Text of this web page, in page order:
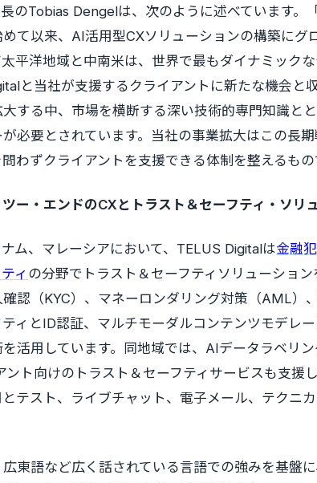
のTobias Dengelは、次のように述べています。
て以来、AI活用型CXソリューションの構築にグ
平洋地域と中南米は、世界で最もダイナミック
と当社が支援するクライアントに新たな機会と
する中、市場を横断する深い技術的専門知識と
必要とされています。当社の事業拡大はこの長
わずクライアントを支援できる体制を整えるもの
ー・エンドのCXとトラスト＆セーフティ・ソリ
ム、マレーシアにおいて、TELUS Digitalは金融
ィ の分野でトラスト＆セーフティソリューショ
認（KYC）、マネーロンダリング対策（AML）
ィとID認証、マルチモーダルコンテンツモデレ
活用しています。同地域では、AIデータラベリン
ト向けのトラスト＆セーフティサービスも支援
テスト、ライブチャット、電子メール、テクニ
東語など広く話されている言語での強みを基盤